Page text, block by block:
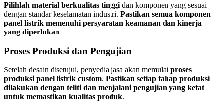
Pilihlah material berkualitas tinggi dan komponen yang sesuai
dengan standar keselamatan industri. Pastikan semua komponen
panel listrik memenuhi persyaratan keamanan dan kinerja
yang diperlukan.
Proses Produksi dan Pengujian
Setelah desain disetujui, penyedia jasa akan memulai proses
produksi panel listrik custom. Pastikan setiap tahap produksi
dilakukan dengan teliti dan menjalani pengujian yang ketat
untuk memastikan kualitas produk.